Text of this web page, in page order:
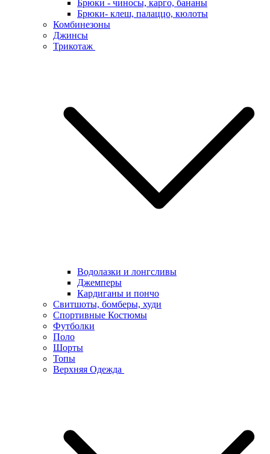
Брюки - чиносы, карго, бананы
Брюки- клеш, палаццо, кюлоты
Комбинезоны
Джинсы
Трикотаж
Водолазки и лонгсливы
Джемперы
Кардиганы и пончо
Свитшоты, бомберы, худи
Спортивные Костюмы
Футболки
Поло
Шорты
Топы
Верхняя Одежда